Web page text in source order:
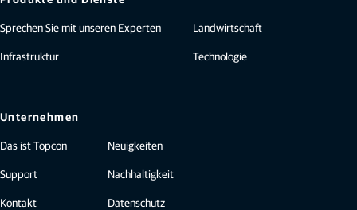
Sprechen Sie mit unseren Experten
Infrastruktur
Landwirtschaft
Technologie
Unternehmen
Das ist Topcon
Support
Kontakt
Neuigkeiten
Nachhaltigkeit
Datenschutz